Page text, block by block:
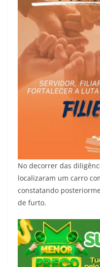
No decorrer das
localizaram um carro
constatando
de furto.